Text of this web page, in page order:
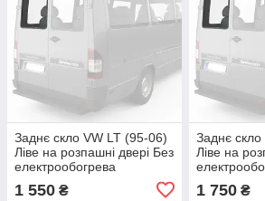
Заднє скло VW LT (95-06)
Ліве на розпашні двері Без
електрообогрева
1 550 ₴
Заднє
Ліве на
1 750₴